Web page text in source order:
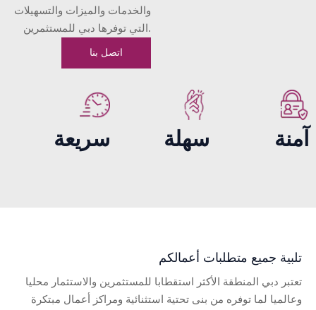
والخدمات والميزات والتسهيلات
التي توفرها دبي للمستثمرين.
اتصل بنا
آمنة سهلة سريعة
تلبية جميع متطلبات أعمالكم
تعتبر دبي المنطقة الأكثر استقطابا للمستثمرين والاستثمار محليا
وعالميا لما توفره من بنى تحتية استثنائية ومراكز أعمال مبتكرة